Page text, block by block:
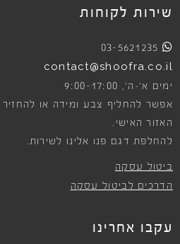
שירות לקוחות
03-5621235
contact@shoofra.co.il
ימים א׳-ה׳, 9:00-17:00
אפשר להחליף צבע ומידה או
האזור האישי.
להחלפת דגם פנו אלינו לשירות.
ביטול עסקה
הדרכים לביטול עסקה
עקבו אחרינו